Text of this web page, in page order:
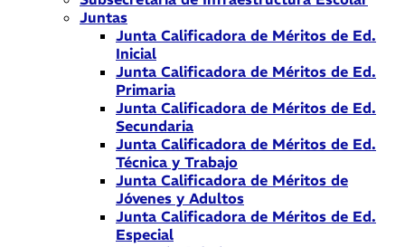
Juntas
Junta Calificadora de Méritos de Ed.
Inicial
Junta Calificadora de Méritos de Ed.
Primaria
Junta Calificadora de Méritos de Ed.
Secundaria
Junta Calificadora de Méritos de Ed.
Técnica y Trabajo
Junta Calificadora de Méritos de
Jóvenes y Adultos
Junta Calificadora de Méritos de Ed.
Especial